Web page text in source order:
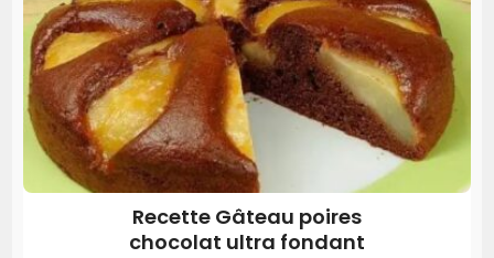
Recette Gâteau poires
chocolat ultra fondant